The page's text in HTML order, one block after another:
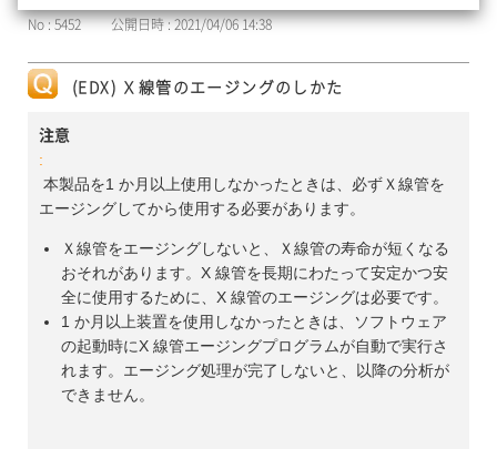
No : 5452 公開日時 : 2021/04/06 14:38
(EDX) Ｘ線管のエージングのしかた
注意
:
本製品を1 か月以上使用しなかったときは、必ずＸ線管を
エージングしてから使用する必要があります。
Ｘ線管をエージングしないと、Ｘ線管の寿命が短くなる
おそれがあります。X 線管を長期にわたって安定かつ安
全に使用するために、X 線管のエージングは必要です。
1 か月以上装置を使用しなかったときは、ソフトウェア
の起動時にX 線管エージングプログラムが自動で実行さ
れます。エージング処理が完了しないと、以降の分析が
できません。
of our sharing information about you with our partners.
Information] to customize your cookie settings on our